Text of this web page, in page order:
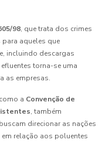
98, que trata dos crimes
aqueles que
incluindo descargas
torna-se uma
as empresas.
a Convenção de
, também
direcionar as nações
relação aos poluentes